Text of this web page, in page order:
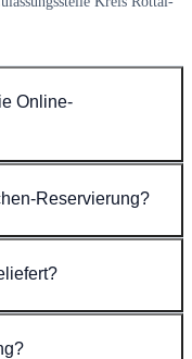
Online-
Reservierung?